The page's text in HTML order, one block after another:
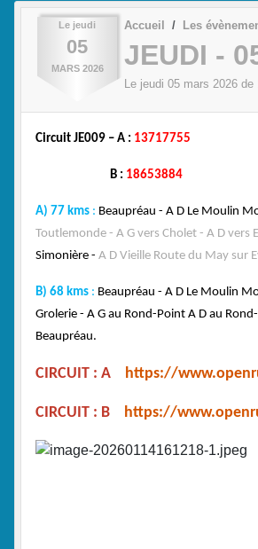
Le jeudi
05
MARS 2026
Accueil Les
JEUDI -
Le jeudi 05 mars 2026 de
Circuit JE009 – A : 13717755
B : 18653884
A) 77 kms : Beaupréau - A D Le Moulin
Toutlemonde - A G vers Cholet - A D vers
Simonière - A D Vieille Route du May sur
B) 68 kms : Beaupréau - A D Le Moulin
Grolerie - A G au Rond-Point A D au
Beaupréau.
CIRCUIT : A https://
CIRCUIT : B https://